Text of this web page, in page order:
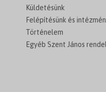
Küldetésünk
Felépítésünk és
Történelem
Egyéb Szent János